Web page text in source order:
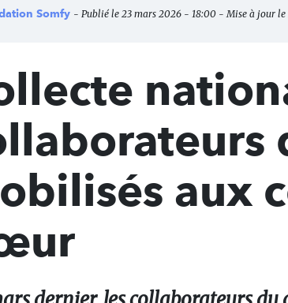
Somfy - Publié le 23 mars 2026 - 18:00 - Mise à jour
aux